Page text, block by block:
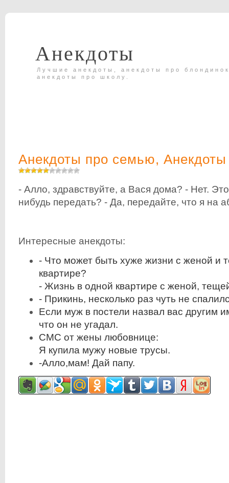
Анекдоты
Лучшие анекдоты, анекдоты про
анекдоты про школу.
Анекдоты про семью, Анекдоты
- Алло, здравствуйте, а Вася дома? - Нет.
нибудь передать? - Да, передайте, что я на
Интересные анекдоты:
- Что может быть хуже жизни с женой и
квартире?
- Жизнь в одной квартире с женой,
- Прикинь, несколько раз чуть не
Если муж в постели назвал вас другим
что он не угадал.
СМС от жены любовнице:
Я купила мужу новые трусы.
-Алло,мам! Дай папу.